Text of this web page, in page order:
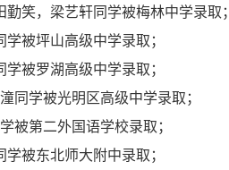
笑，梁艺轩同学被梅林中学录取；
学被坪山高级中学录取；
学被罗湖高级中学录取；
同学被光明区高级中学录取；
被第二外国语学校录取；
学被东北师大附中录取；